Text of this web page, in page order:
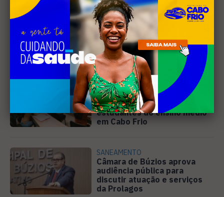
Leia Também
EDUCAÇÃO
Projeto "Interlinhas" lança
concurso de redação para
estudantes do ensino médio
em Cabo Frio
SANEAMENTO
Câmara de Búzios aprova
audiência pública para
discutir atuação e serviços
da Prolagos